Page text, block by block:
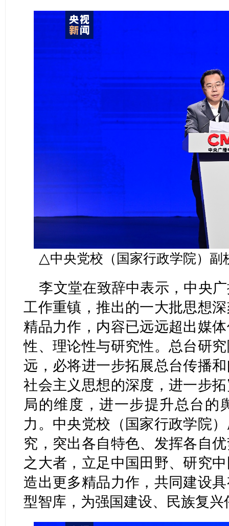
△中央党校（国家行政学院）副
李文堂在致辞中表示，中央
工作重镇，推出的一大批思想
精品力作，内容已远远超出媒
性、理论性与研究性。总台研
远，必将进一步拓展总台传播
社会主义思想的深度，进一步
局的维度，进一步提升总台的
力。中央党校（国家行政学院
究，突出各自特色、发挥各自
之大者，立足中国田野、研究
造出更多精品力作，共同建设
型智库，为强国建设、民族复